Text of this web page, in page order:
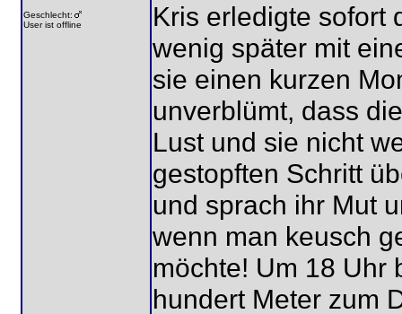
Geschlecht:
User ist offline
Kris erledigte sofort
wenig später mit
sie einen kurzen
unverblümt, dass
Lust und sie nicht
gestopften Schritt
und sprach ihr Mut
wenn man keusch
möchte! Um 18 Uhr
hundert Meter zum